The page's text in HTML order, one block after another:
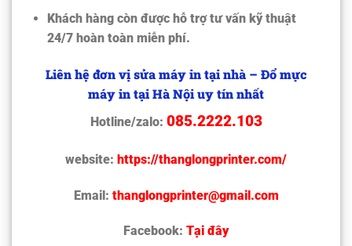
Khách hàng còn được hỗ trợ tư vấn kỹ thuật
24/7 hoàn toàn miễn phí.
Liên hệ đơn vị sửa máy in tại nhà – Đổ mực
máy in tại Hà Nội uy tín nhất
Hotline/zalo: 085.2222.103
website: https://thanglongprinter.com/
Email: thanglongprinter@gmail.com
Facebook: Tại đây